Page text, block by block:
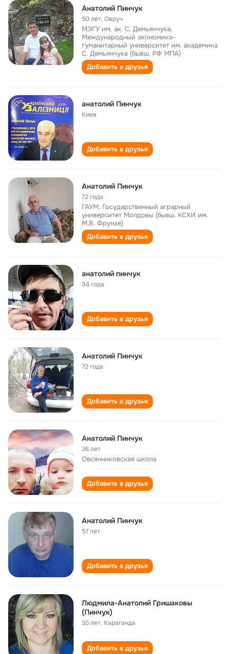
Анатолий Пинчук
50 лет,Овруч
МЭГУ им. ак. С. Демьянчука,
Международный экономико-
гуманитарный университет им. академика
С. Демьянчука (бывш. РФ МПА)
Добавить в друзья
анатолий Пинчук
Киев
Добавить в друзья
Анатолий Пинчук
72 года
ГАУМ, Государственный аграрный
университет Молдовы (бывш. КСХИ им.
М.В. Фрунзе)
Добавить в друзья
анатолий пинчук
34 года
Добавить в друзья
Анатолий Пинчук
72 года
Добавить в друзья
Анатолий Пинчук
36 лет
Овсянниковская школа
Добавить в друзья
Анатолий Пинчук
57 лет
Добавить в друзья
Людмила-Анатолий Гришаковы
(Пинчук)
55 лет, Караганда
Добавить в друзья